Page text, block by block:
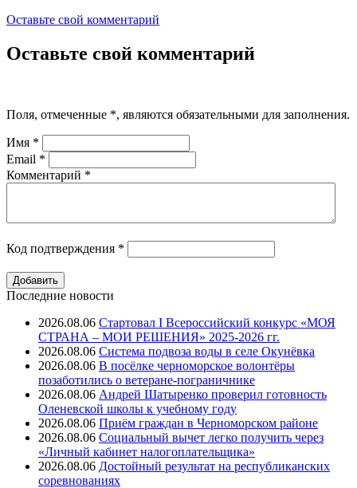
Оставьте свой комментарий
Оставьте свой комментарий
Поля, отмеченные *, являются обязательными для заполнения.
Имя *
Email *
Комментарий *
Код подтверждения *
Последние новости
2026.08.06 Стартовал I Всероссийский конкурс «МОЯ
СТРАНА – МОИ РЕШЕНИЯ» 2025-2026 гг.
2026.08.06 Система подвоза воды в селе Окунёвка
2026.08.06 В посёлке черноморское волонтёры
позаботились о ветеране-пограничнике
2026.08.06 Андрей Шатыренко проверил готовность
Оленевской школы к учебному году
2026.08.06 Приём граждан в Черноморском районе
2026.08.06 Социальный вычет легко получить через
«Личный кабинет налогоплательщика»
2026.08.06 Достойный результат на республиканских
соревнованиях